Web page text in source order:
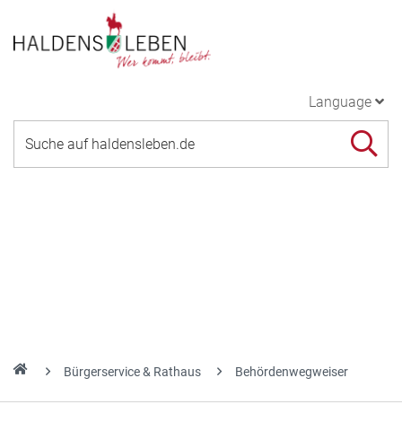
Language
Bürgerservice & Rathaus Behördenwegweiser